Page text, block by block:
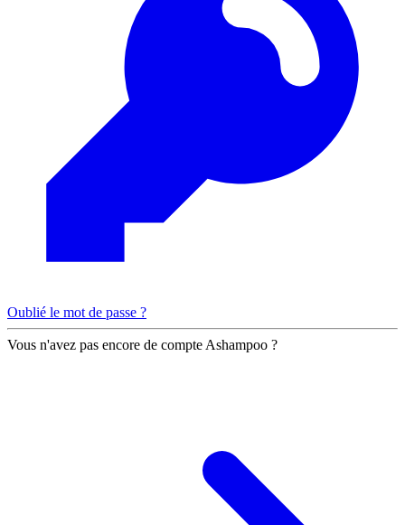
Oublié le mot de passe ?
Vous n'avez pas encore de compte Ashampoo ?